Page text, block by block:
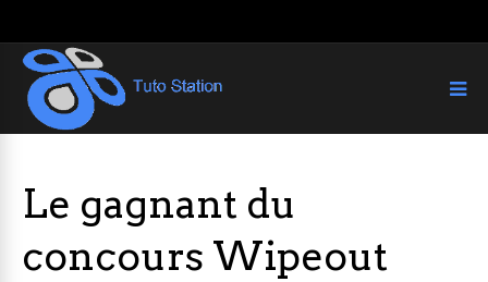
Le gagnant du
concours Wipeout